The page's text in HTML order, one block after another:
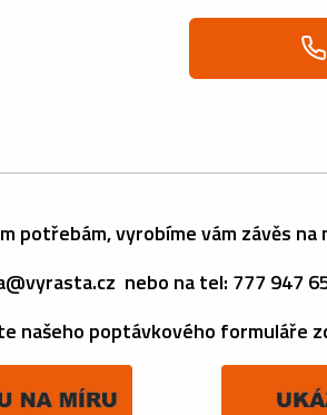
potřebám, vyrobíme vám závěs
nebo na tel: 777 947
našeho poptávkového formuláře